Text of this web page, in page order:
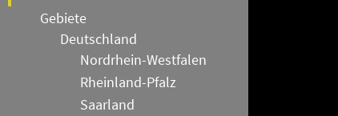
Gebiete
Deutschland
Nordrhein-Westfalen
Rheinland-Pfalz
Saarland